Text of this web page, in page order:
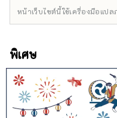
ระการตาที่จ
จากผักป่า
ทางโดยชินคั
โตเกียว ลอง
สัมผัสความ
หน้าเว็บไซต์นี้ใช้เครื่องมือแป
พิเศษ